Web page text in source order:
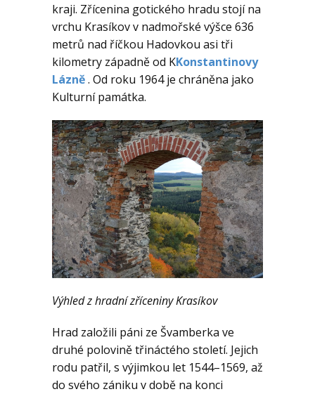
AKTUALITY
kraji. Zřícenina gotického hradu stojí na
vrchu Krasíkov v nadmořské výšce 636
metrů nad říčkou Hadovkou asi tři
kilometry západně od KKonstantinovy
Lázně. Od roku 1964 je chráněna jako
Kulturní památka.
Výhled z hradní zříceniny Krasíkov
Hrad založili páni ze Švamberka ve
druhé polovině třináctého století. Jejich
rodu patřil, s výjimkou let 1544–1569, až
do svého zániku v době na konci